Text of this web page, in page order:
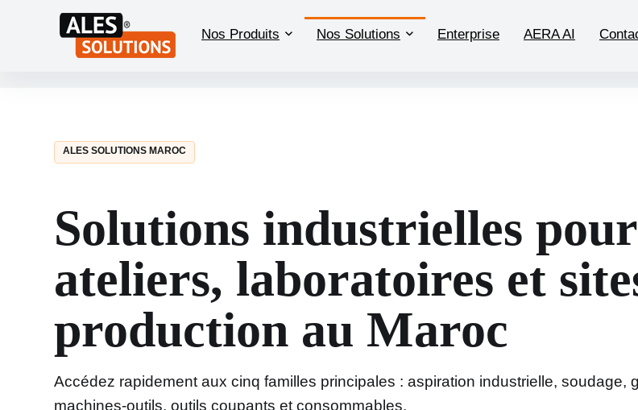
Nos Produits Nos Solutions Enterprise AERA AI
ALES SOLUTIONS MAROC
Solutions industrielles pour
ateliers, laboratoires et
production au Maroc
Accédez rapidement aux cinq familles principales : aspiration industrielle, soudage,
machines-outils, outils coupants et consommables.